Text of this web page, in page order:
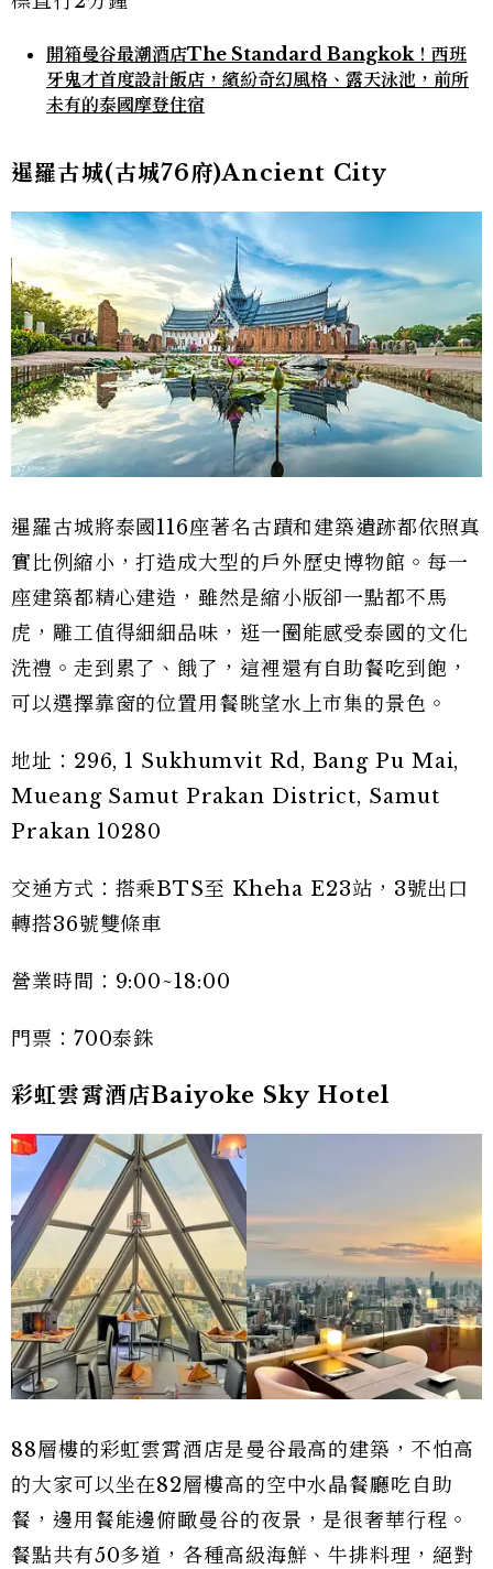
開箱曼谷最潮酒店The Standard Bangkok！西班
牙鬼才首度設計飯店，繽紛奇幻風格、露天泳池，前所
未有的泰國摩登住宿
暹羅古城(古城76府)Ancient City
暹羅古城將泰國116座著名古蹟和建築遺跡都依照真
實比例縮小，打造成大型的戶外歷史博物館。每一
座建築都精心建造，雖然是縮小版卻一點都不馬
虎，雕工值得細細品味，逛一圈能感受泰國的文化
洗禮。走到累了、餓了，這裡還有自助餐吃到飽，
可以選擇靠窗的位置用餐眺望水上市集的景色。
地址：296, 1 Sukhumvit Rd, Bang Pu Mai,
Mueang Samut Prakan District, Samut
Prakan 10280
交通方式：搭乘BTS至 Kheha E23站，3號出口
轉搭36號雙條車
營業時間：9:00~18:00
門票：700泰銖
彩虹雲霄酒店Baiyoke Sky Hotel
88層樓的彩虹雲霄酒店是曼谷最高的建築，不怕高
的大家可以坐在82層樓高的空中水晶餐廳吃自助
餐，邊用餐能邊俯瞰曼谷的夜景，是很奢華行程。
餐點共有50多道，各種高級海鮮、牛排料理，絕對